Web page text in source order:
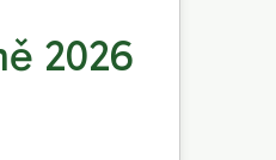
2026